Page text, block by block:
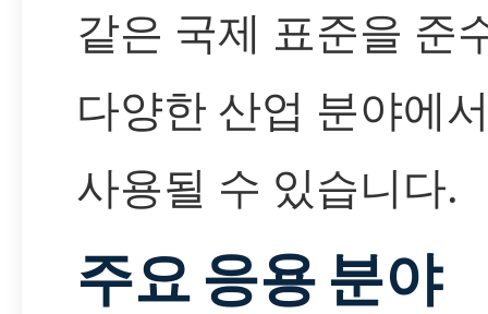
같은 국제 표준을 준
다양한 산업 분야에
사용될 수 있습니다.
주요 응용 분야